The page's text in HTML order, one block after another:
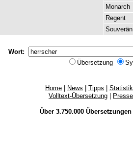
Monarch
Regent
Souverän
Wort:
Übersetzung
Home News Tipps Statistik
Volltext-Übersetzung
Presse
Über 3.750.000 Übersetzungen